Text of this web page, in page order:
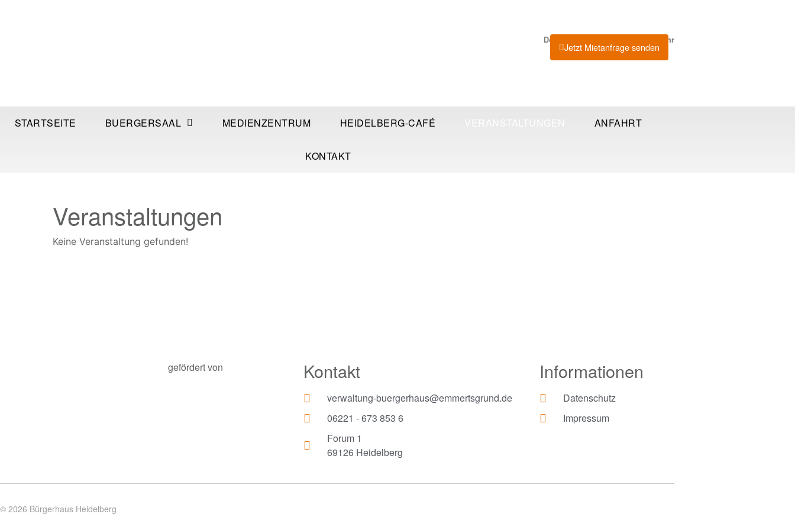
Donnerstag 6. August 2026 8:05 Uhr
Jetzt Mietanfrage senden
STARTSEITE BUERGERSAAL MEDIENZENTRUM HEIDELBERG-CAFÉ ANFAHRT
KONTAKT
Veranstaltungen
Keine Veranstaltung gefunden!
gefördert von Kontakt
verwaltung-buergerhaus@emmertsgrund.de
06221 - 673 853 6
Forum 1
69126 Heidelberg
Informationen
Datenschutz
Impressum
© 2026 Bürgerhaus Heidelberg